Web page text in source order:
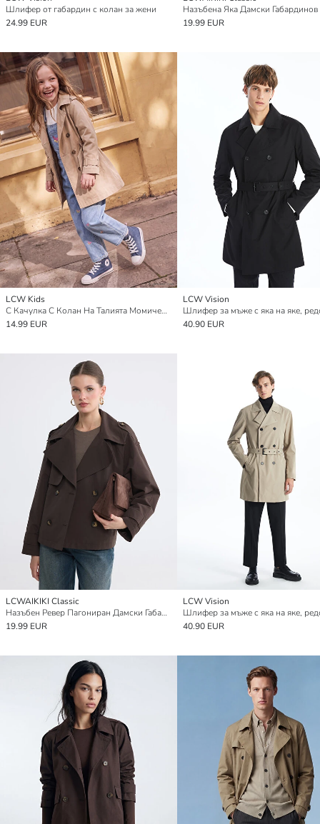
Шлифер от габардин с колан за жени
24.99 EUR
19.99 EUR
LCW Kids
С Качулка С Колан На Талията Момичешки Шлифер
14.99 EUR
LCW Vision
40.90 EUR
LCWAIKIKI Classic
Назъбен Ревер Пагониран Дамски Габардин Шлифер
19.99 EUR
LCW Vision
40.90 EUR